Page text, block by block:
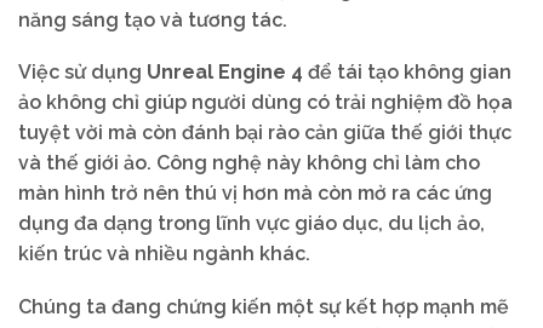
năng sáng tạo và tương tác.
Việc sử dụng Unreal Engine 4 để tái tạo không gian
ảo không chỉ giúp người dùng có trải nghiệm đồ họa
tuyệt vời mà còn đánh bại rào cản giữa thế giới thực
và thế giới ảo. Công nghệ này không chỉ làm cho
màn hình trở nên thú vị hơn mà còn mở ra các ứng
dụng đa dạng trong lĩnh vực giáo dục, du lịch ảo,
kiến trúc và nhiều ngành khác.
Chúng ta đang chứng kiến một sự kết hợp mạnh mẽ